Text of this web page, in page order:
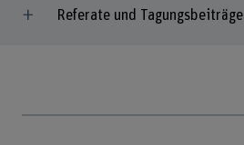
Referate und Tagungsbeiträge